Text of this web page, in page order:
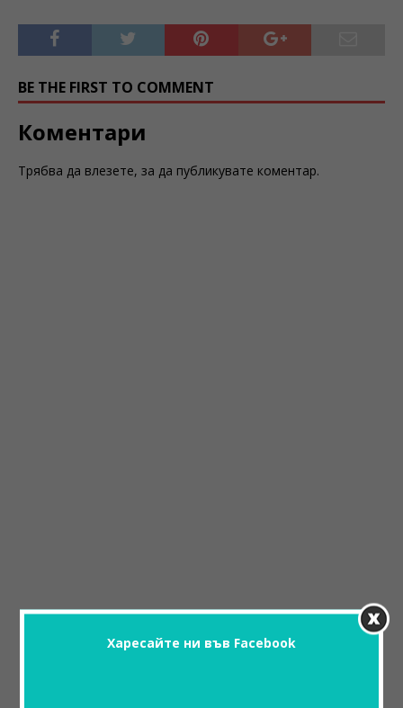
BE THE FIRST TO COMMENT
Коментари
Трябва да влезете, за да публикувате коментар.
Харесайте ни във Facebook